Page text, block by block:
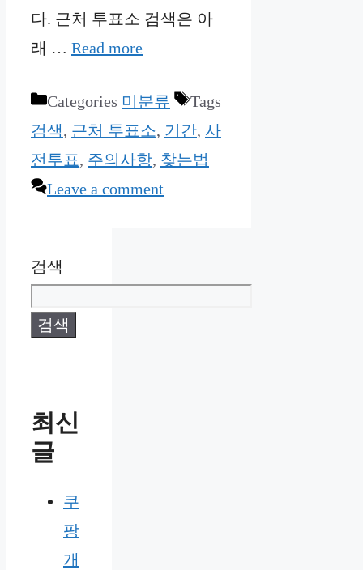
다. 근처 투표소 검색은 아
래 … Read more
Categories 미분류
Tags
검색, 근처 투표소, 기간, 사
전투표, 주의사항, 찾는법
Leave a comment
검색
검색
최신
글
쿠
팡
개